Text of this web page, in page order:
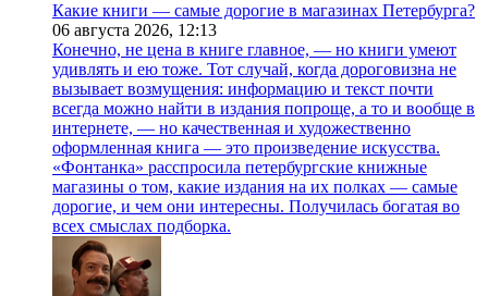
Какие книги — самые дорогие в магазинах Петербурга?
06 августа 2026, 12:13
Конечно, не цена в книге главное, — но книги умеют
удивлять и ею тоже. Тот случай, когда дороговизна не
вызывает возмущения: информацию и текст почти
всегда можно найти в издания попроще, а то и вообще в
интернете, — но качественная и художественно
оформленная книга — это произведение искусства.
«Фонтанка» расспросила петербургские книжные
магазины о том, какие издания на их полках — самые
дорогие, и чем они интересны. Получилась богатая во
всех смыслах подборка.